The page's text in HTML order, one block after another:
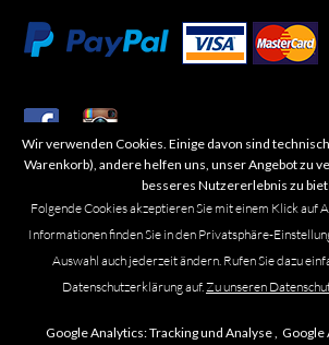
​Letzte
Marken- oder Warenzeichen werden in der Regel
gemacht. Das Fehlen einer solchen
Wir verwenden Cookies. Einige davon sind
Warenkorb), andere helfen uns, unser Angebot zu
besseres Nutzererlebnis zu
Folgende Cookies akzeptieren Sie mit einem Klick auf
Informationen finden Sie in den Privatsphäre-
Auswahl auch jederzeit ändern. Rufen Sie dazu
Datenschutzerklärung auf.Zu unseren
Google Analytics:Tracking und Analyse , Google